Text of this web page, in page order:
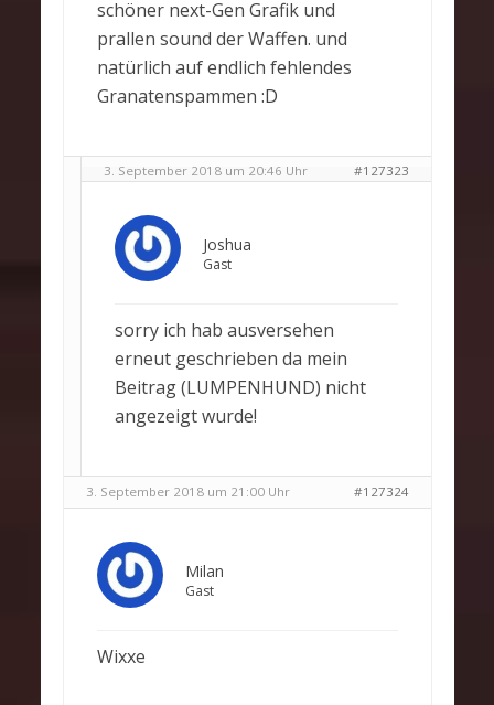
schöner next-Gen Grafik und
prallen sound der Waffen. und
natürlich auf endlich fehlendes
Granatenspammen :D
3. September 2018 um 20:46 Uhr #127323
Joshua
Gast
sorry ich hab ausversehen
erneut geschrieben da mein
Beitrag (LUMPENHUND) nicht
angezeigt wurde!
3. September 2018 um 21:00 Uhr #127324
Milan
Gast
Wixxe